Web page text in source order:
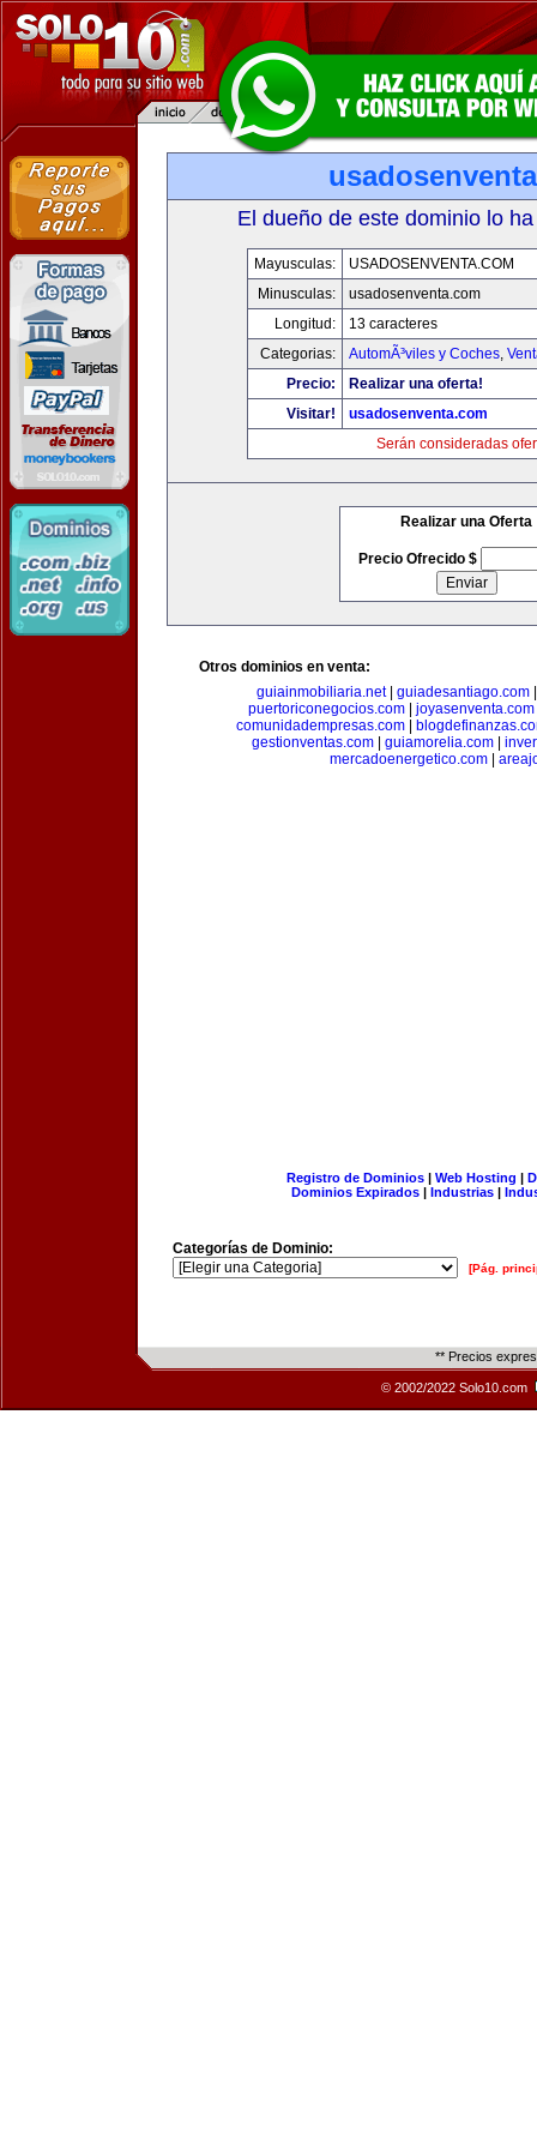
El dueño de este dominio lo
Mayusculas:
USADOSENVENTA.COM
Minusculas:
usadosenventa.com
Longitud:
13 caracteres
Categorias:
AutomÃ³viles y Coches,
Precio:
Realizar una oferta!
Visitar!
usadosenventa.com
Serán consideradas
Realizar una Oferta
Precio Ofrecido $
Otros dominios en venta:
guiainmobiliaria.net| guiadesantiago.com
puertoriconegocios.com
joyasenventa.com
comunidadempresas.com|
gestionventas.com| guiamorelia.com|
mercadoenergetico.com
Registro de Dominios| Web Hosting |
Dominios Expirados | Industrias |
Categorías de Dominio:
[Pág.
** Precios
© 2002/2022 Solo10.com